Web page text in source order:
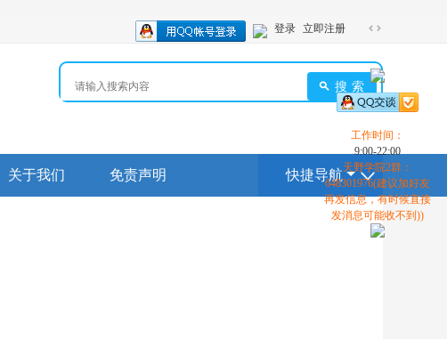
换
到
宽
版
登录 立即注册
搜索
关于我们 免责声明 快捷导航
工作时间：
9:00-22:00
天野学院2群：
648301976(建议加好友
再发信息，有时候直接
发消息可能收不到))